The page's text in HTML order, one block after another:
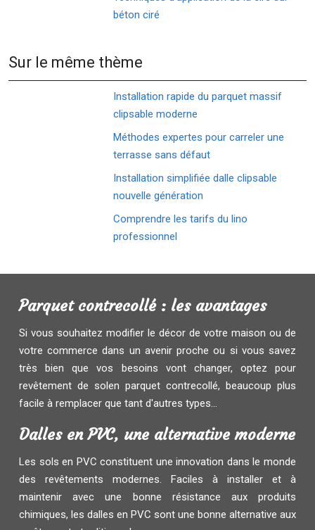
béton ciré
Sur le même thème
Installation rapide du parquet massif
clipsable moderne
Méthodes expertes pour carreler une
terrasse sans défaut
Installation simplifiée dalle clipsable
nouvelle génération
Comprendre les tarifs du lino
professionnel
Parquet contrecollé : les avantages
Si vous souhaitez modifier le décor de votre maison ou de
votre commerce dans un avenir proche ou si vous savez
très bien que vos besoins vont changer, optez pour
revêtement de solen parquet contrecollé, beaucoup plus
facile à remplacer que tant d'autres types...
Dalles en PVC, une alternative moderne
Les sols en PVC constituent une innovation dans le monde
des revêtements modernes. Faciles à installer et à
maintenir avec une bonne résistance aux produits
chimiques, les dalles en PVC sont une bonne alternative aux